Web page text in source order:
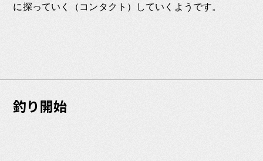
に探っていく（コンタクト）していくようです。
釣り開始